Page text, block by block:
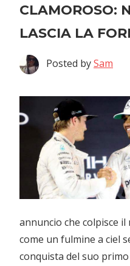
CLAMOROSO:
LASCIA LA
Posted bySam
annuncio che colpisce il
come un fulmine a ciel
conquista del suo